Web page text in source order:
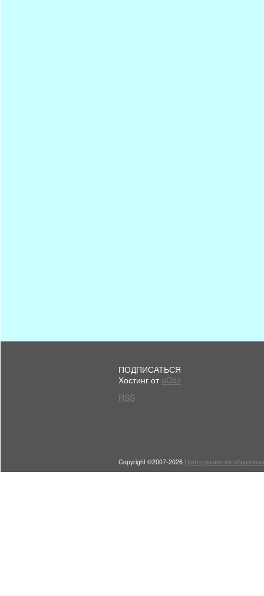
ПОДПИСАТЬСЯ
Хостинг от uCoz
RSS
Copyright ©2007-2026 Центр развития